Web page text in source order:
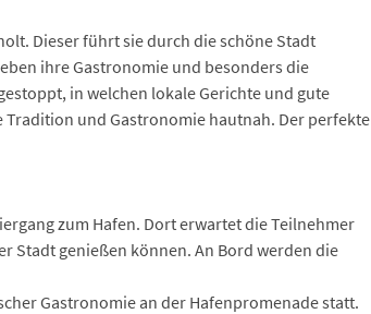
Dieser führt sie durch die schöne Stadt
ihre Gastronomie und besonders die
in welchen lokale Gerichte und gute
und Gastronomie hautnah. Der perfekte
zum Hafen. Dort erwartet die Teilnehmer
Stadt genießen können. An Bord werden die
Gastronomie an der Hafenpromenade statt.